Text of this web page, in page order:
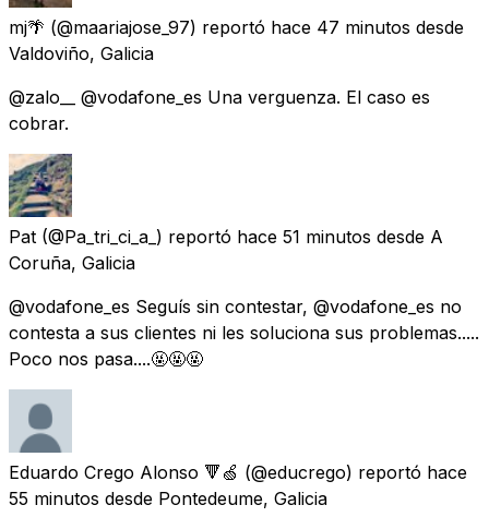
mj🌴 (@maariajose_97) reportó hace 47 minutos desde
Valdoviño, Galicia
@zalo__ @vodafone_es Una verguenza. El caso es
cobrar.
Pat (@Pa_tri_ci_a_) reportó hace 51 minutos desde A
Coruña, Galicia
@vodafone_es Seguís sin contestar, @vodafone_es no
contesta a sus clientes ni les soluciona sus problemas.....
Poco nos pasa....🤬🤬🤬
Eduardo Crego Alonso 🔻🍏 (@educrego) reportó hace
55 minutos desde Pontedeume, Galicia